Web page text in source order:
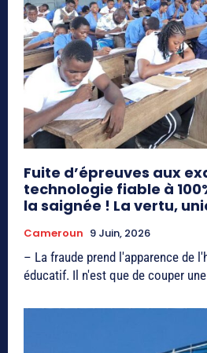
Fuite d’épreuves aux
technologie fiable à
la saignée ! La vertu,
Cameroun 9 Juin, 2026
– La fraude prend l'apparence de
éducatif. Il n'est que de couper